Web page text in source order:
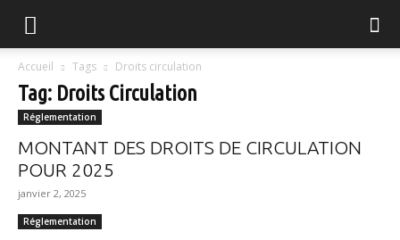
FGVB
Accueil Tags Droits circulation
Tag: Droits Circulation
Réglementation
MONTANT DES DROITS DE CIRCULATION
POUR 2025
janvier 2, 2025
Réglementation